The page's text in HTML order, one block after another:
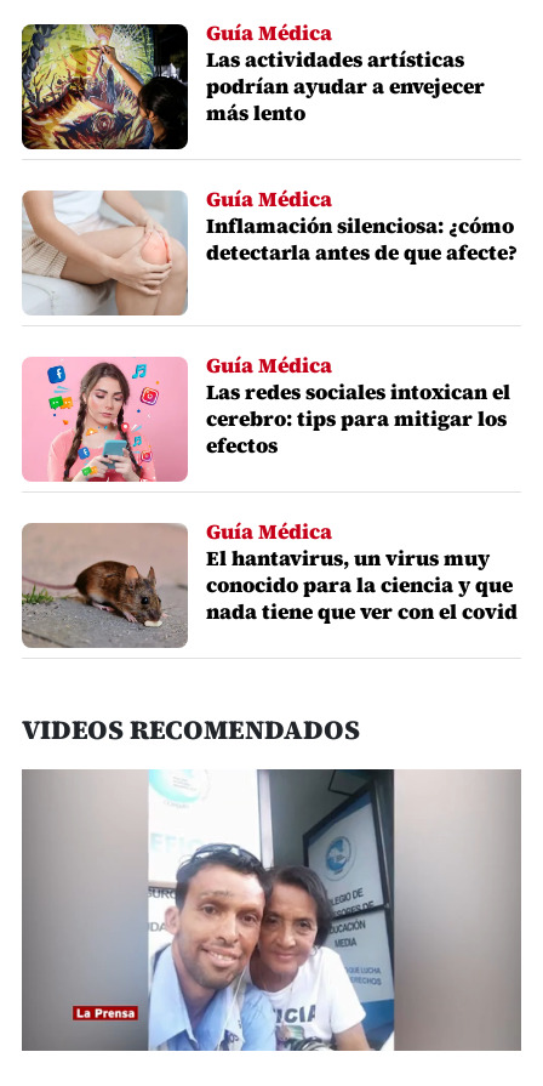
Guía Médica
Las actividades artísticas
podrían ayudar a envejecer
más lento
Guía Médica
Inflamación silenciosa: ¿cómo
detectarla antes de que afecte?
Guía Médica
Las redes sociales intoxican el
cerebro: tips para mitigar los
efectos
Guía Médica
El hantavirus, un virus muy
conocido para la ciencia y que
nada tiene que ver con el covid
VIDEOS RECOMENDADOS